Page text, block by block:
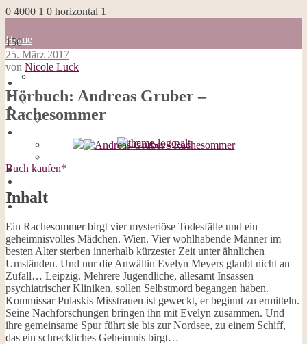
0 4000 1 0 horizontal 1
Home
Blog
about me
Impressum
Datenschutzerklärung
Cookies
Galerie
Opal-Abos
Strickblogs
Hörbücher
150
Home
Blog
about me
100 Dinge
Datenschutzerklärung
Galerie
Strickblogs
Hörbücher
25. März 2017
von Nicole Luck
Hörbuch: Andreas Gruber –
Rachesommer
Buch kaufen*
Inhalt
Ein Rachesommer birgt vier mysteriöse Todesfälle und ein
geheimnisvolles Mädchen. Wien. Vier wohlhabende Männer im
besten Alter sterben innerhalb kürzester Zeit unter ähnlichen
Umständen. Und nur die Anwältin Evelyn Meyers glaubt nicht an
Zufall… Leipzig. Mehrere Jugendliche, allesamt Insassen
psychiatrischer Kliniken, sollen Selbstmord begangen haben.
Kommissar Pulaskis Misstrauen ist geweckt, er beginnt zu ermitteln.
Seine Nachforschungen bringen ihn mit Evelyn zusammen. Und
ihre gemeinsame Spur führt sie bis zur Nordsee, zu einem Schiff,
das ein schreckliches Geheimnis birgt…